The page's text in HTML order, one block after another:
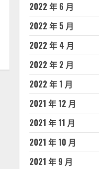
2022 年 6 月
2022 年 5 月
2022 年 4 月
2022 年 2 月
2022 年 1 月
2021 年 12 月
2021 年 11 月
2021 年 10 月
2021 年 9 月